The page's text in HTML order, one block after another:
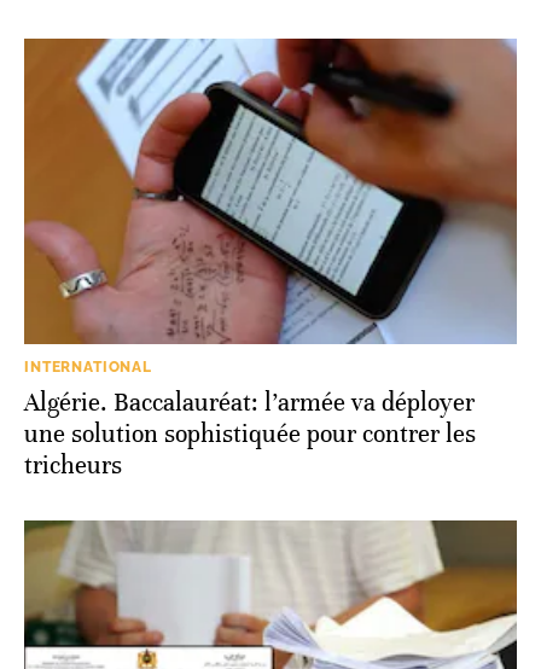
INTERNATIONAL
Algérie. Baccalauréat: l’armée va déployer
une solution sophistiquée pour contrer les
tricheurs